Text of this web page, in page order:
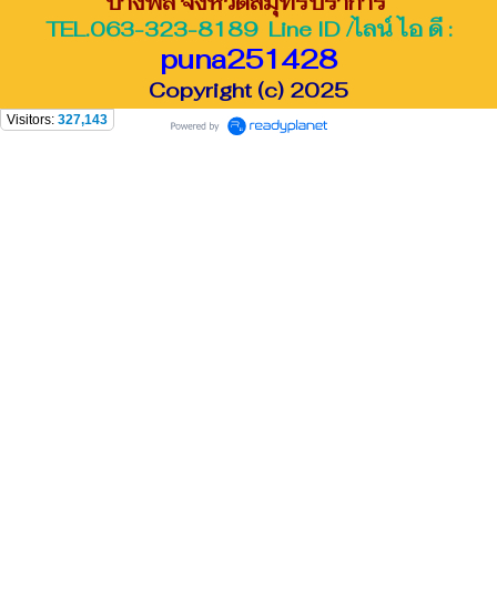
TEL.063-323-8189 Line ID /ไลน์ ไอ ดี :
puna251428
Copyright (c) 2025
Visitors: 327,143